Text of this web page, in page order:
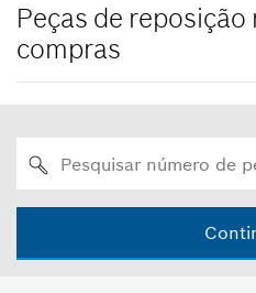
Peças de
compras